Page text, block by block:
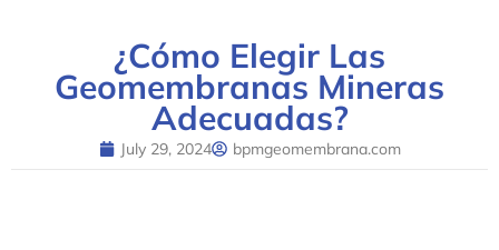
¿Cómo Elegir Las
Geomembranas Mineras
Adecuadas?
July 29, 2024 bpmgeomembrana.com